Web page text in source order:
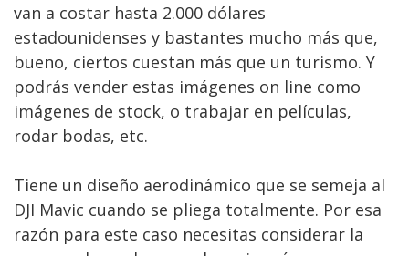
van a costar hasta 2.000 dólares
estadounidenses y bastantes mucho más que,
bueno, ciertos cuestan más que un turismo. Y
podrás vender estas imágenes on line como
imágenes de stock, o trabajar en películas,
rodar bodas, etc.
Tiene un diseño aerodinámico que se semeja al
DJI Mavic cuando se pliega totalmente. Por esa
razón para este caso necesitas considerar la